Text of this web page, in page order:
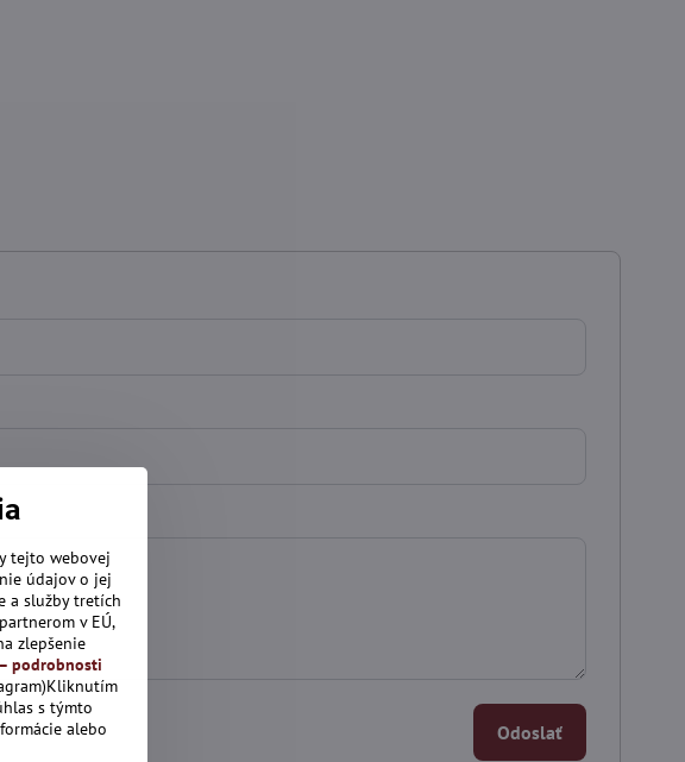
Odoslať
tejto webovej
údajov o jej
a služby tretích
v EÚ,
zlepšenie
podrobnosti
s týmto
alebo